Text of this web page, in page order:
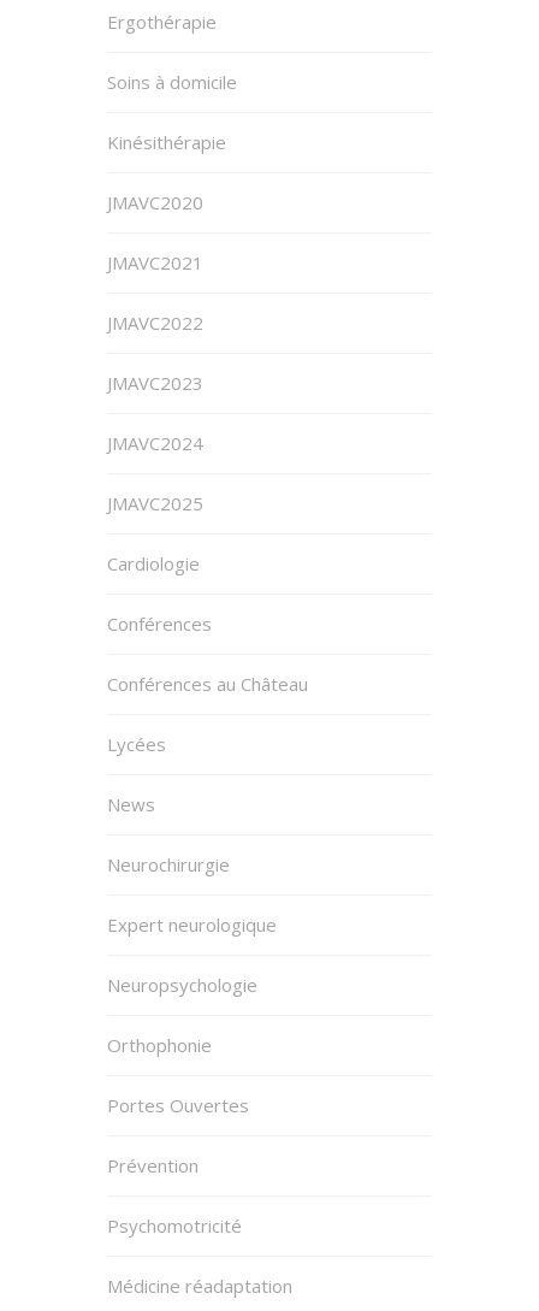
Ergothérapie
Soins à domicile
Kinésithérapie
JMAVC2020
JMAVC2021
JMAVC2022
JMAVC2023
JMAVC2024
JMAVC2025
Cardiologie
Conférences
Conférences au Château
Lycées
News
Neurochirurgie
Expert neurologique
Neuropsychologie
Orthophonie
Portes Ouvertes
Prévention
Psychomotricité
Médicine réadaptation